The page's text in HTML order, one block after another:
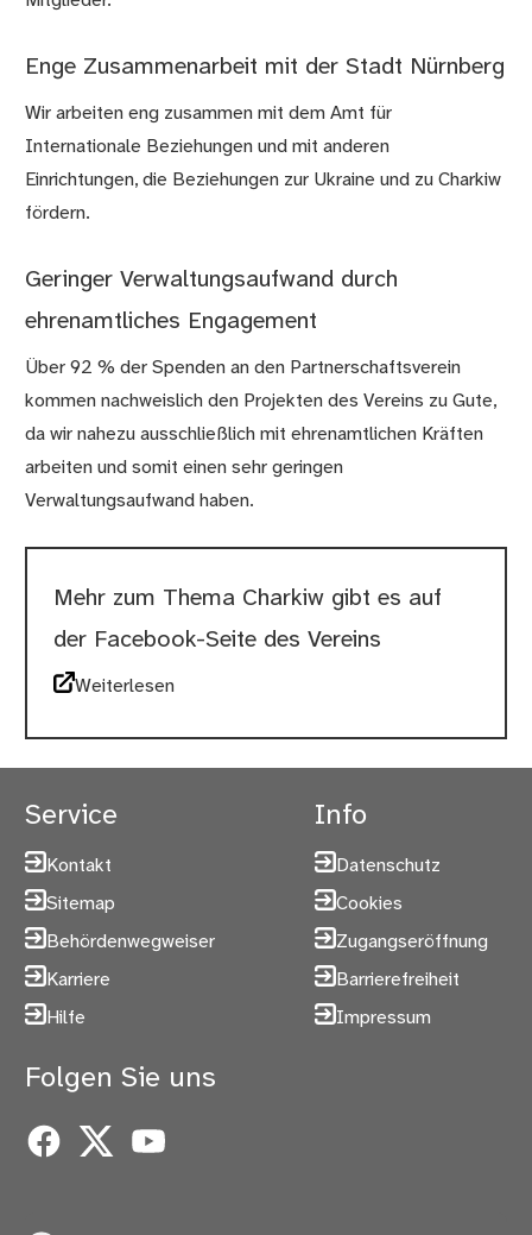
Enge Zusammenarbeit mit der Stadt Nürnberg
Wir arbeiten eng zusammen mit dem Amt für
Internationale Beziehungen und mit anderen
Einrichtungen, die Beziehungen zur Ukraine und zu Charkiw
fördern.
Geringer Verwaltungsaufwand durch
ehrenamtliches Engagement
Über 92 % der Spenden an den Partnerschaftsverein
kommen nachweislich den Projekten des Vereins zu Gute,
da wir nahezu ausschließlich mit ehrenamtlichen Kräften
arbeiten und somit einen sehr geringen
Verwaltungsaufwand haben.
Mehr zum Thema Charkiw gibt es auf
der Facebook-Seite des Vereins
Weiterlesen
Service
Kontakt
Sitemap
Behördenwegweiser
Karriere
Hilfe
Info
Datenschutz
Cookies
Zugangseröffnung
Barrierefreiheit
Impressum
Folgen Sie uns
Facebook
X YouTube